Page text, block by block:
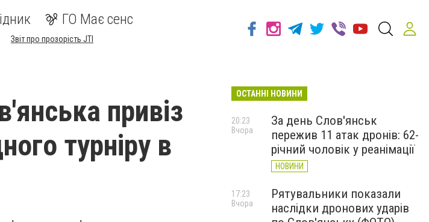
ГО Має сенс
Звіт про прозорість JTI
привіз
турніру в
ОСТАННІ НОВИНИ
За день Слов'янськ
пережив 11 атак дронів: 62-
річний чоловік у реанімації
НОВИНИ
20:23
Вчора
Рятувальники показали
наслідки дронових ударів
17:23
Вчора